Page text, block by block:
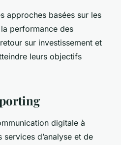
approches basées sur les
performance des
sur investissement et
leurs objectifs
digitale à
d’analyse et de